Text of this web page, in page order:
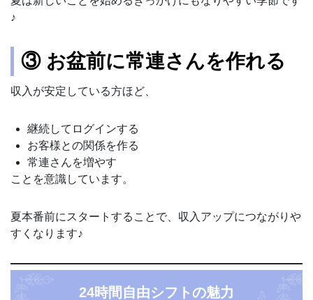
♪
③ お盆前に常連さんを作れる
収入が安定している方ほど、
継続してログインする
お客様との関係を作る
常連さんを増やす
ことを意識しています。
夏本番前にスタートすることで、収入アップにつながりや
すくなります♪
24時間自由シフトの魅力